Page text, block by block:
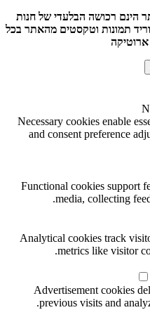
הינם רכושה הבלעדי של חנות
תמונות וטקסטים מהאתר בכל
Necessary cookies enable
and consent preference
Functional cookies support
media, collecting
Analytical cookies track
metrics like visitor
Advertisement cookies
previous visits and